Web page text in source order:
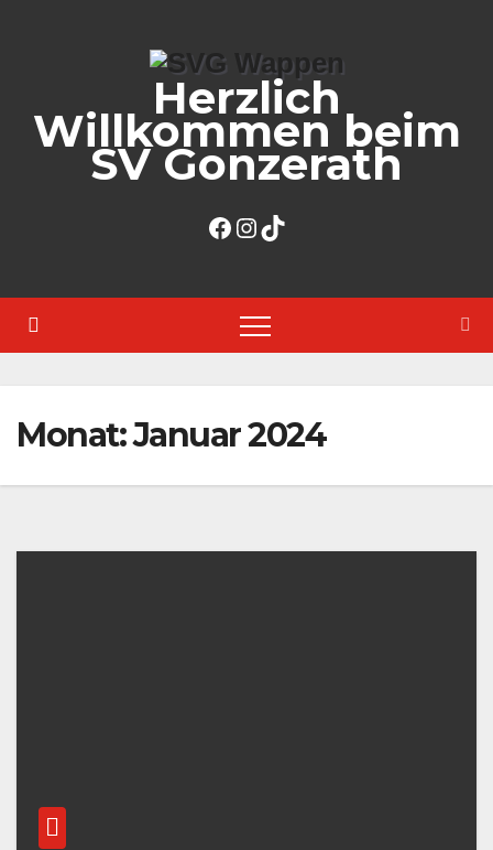
Herzlich
Willkommen beim
SV Gonzerath
Facebook
Instagram
TikTok
Monat:Januar 2024